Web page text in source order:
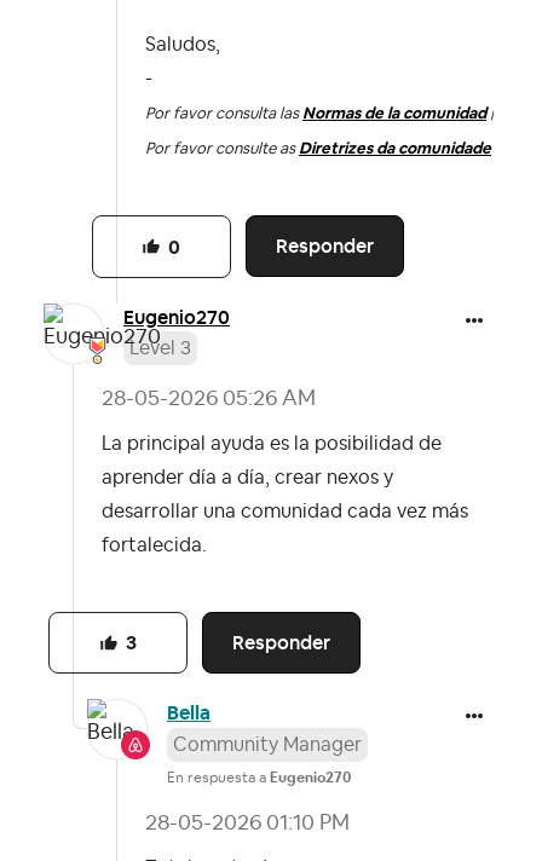
Saludos,
-
Por favor consulta las Normas de la comunidad|
Por favor consulte as Diretrizes da comunidade
Responder
0
Eugenio270
Level 3
‎28-05-2026 05:26 AM
La principal ayuda es la posibilidad de
aprender día a día, crear nexos y
desarrollar una comunidad cada vez más
fortalecida.
Responder
3
Bella
Community Manager
En respuesta a Eugenio270
‎28-05-2026 01:10 PM